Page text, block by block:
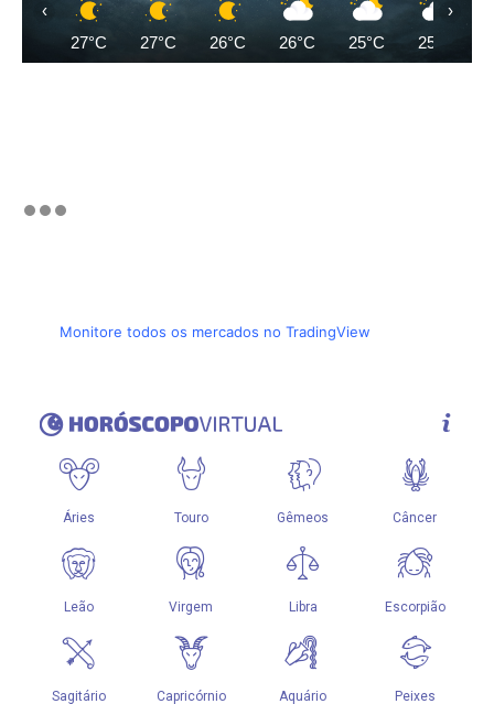
27°C 27°C 26°C 26°C 25°C 25°C
‹ ›
Monitore todos os mercados no TradingView